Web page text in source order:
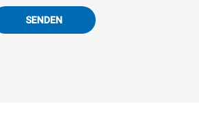
SENDEN